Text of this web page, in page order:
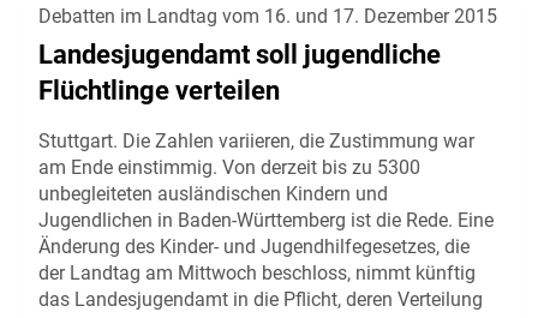
Debatten im Landtag vom 16. und 17. Dezember 2015
Landesjugendamt soll jugendliche
Flüchtlinge verteilen
Stuttgart. Die Zahlen variieren, die Zustimmung war
am Ende einstimmig. Von derzeit bis zu 5300
unbegleiteten ausländischen Kindern und
Jugendlichen in Baden-Württemberg ist die Rede. Eine
Änderung des Kinder- und Jugendhilfegesetzes, die
der Landtag am Mittwoch beschloss, nimmt künftig
das Landesjugendamt in die Pflicht, deren Verteilung